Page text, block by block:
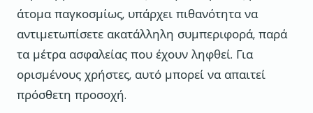
άτομα παγκοσμίως, υπάρχει πιθανότητα να
αντιμετωπίσετε ακατάλληλη συμπεριφορά, παρά
τα μέτρα ασφαλείας που έχουν ληφθεί. Για
ορισμένους χρήστες, αυτό μπορεί να απαιτεί
πρόσθετη προσοχή.